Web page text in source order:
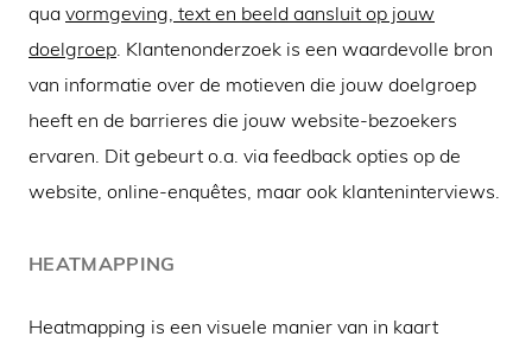
qua vormgeving, text en beeld aansluit op jouw
doelgroep. Klantenonderzoek is een waardevolle bron
van informatie over de motieven die jouw doelgroep
heeft en de barrieres die jouw website-bezoekers
ervaren. Dit gebeurt o.a. via feedback opties op de
website, online-enquêtes, maar ook klanteninterviews.
HEATMAPPING
Heatmapping is een visuele manier van in kaart